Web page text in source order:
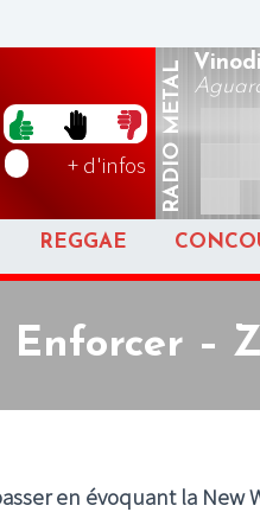
+ d'infos RADIO
METAL
REGGAE
Enforcer –
en évoquant la New